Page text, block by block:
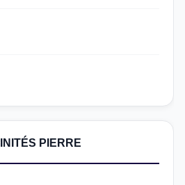
PIERRE